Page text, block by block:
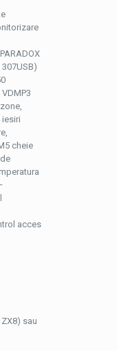
iesiri
cheie
acces
sau